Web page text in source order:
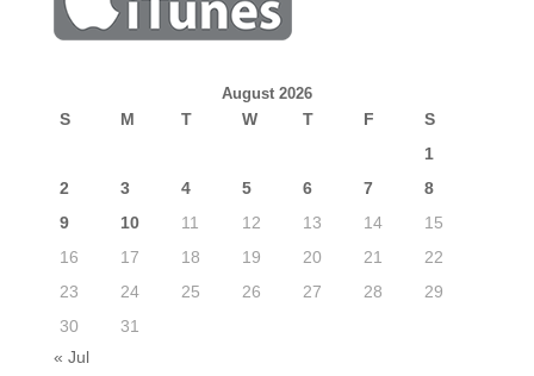
August 2026
S M T W T F
S
1
2
3 4 5 6 7
8
9
10 11 12 13 14
15
16
17 18 19 20 21
22
23
24 25 26 27 28
29
30
31
« Jul